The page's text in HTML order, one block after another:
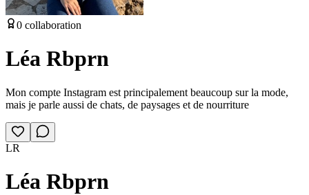
0 collaboration
Léa Rbprn
Mon compte Instagram est principalement beaucoup sur la mode,
mais je parle aussi de chats, de paysages et de nourriture
LR
Léa Rbprn